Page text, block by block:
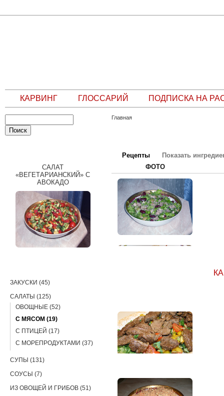
КАРВИНГ ГЛОССАРИЙ ПОДПИСКА НА
Главная
Рецепты
Показать
ФОТО
САЛАТ
«ВЕГЕТАРИАНСКИЙ» С
АВОКАДО
ЗАКУСКИ (45)
САЛАТЫ (125)
ОВОЩНЫЕ (52)
С МЯСОМ (19)
С ПТИЦЕЙ (17)
С МОРЕПРОДУКТАМИ (37)
СУПЫ (131)
СОУСЫ (7)
ИЗ ОВОЩЕЙ И ГРИБОВ (51)